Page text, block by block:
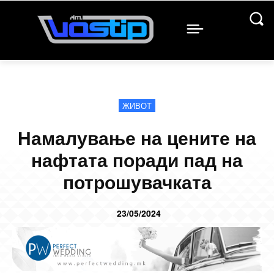
ЖИВОТ
Намалување на цените на
нафтата поради пад на
потрошувачката
23/05/2024